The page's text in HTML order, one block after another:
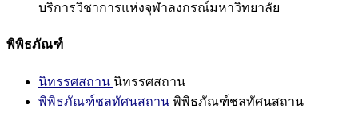
บริการวิชาการแห่งจุฬาลงกรณ์มหาวิทยาลัย
พิพิธภัณฑ์
นิทรรศสถาน นิทรรศสถาน
พิพิธภัณฑ์ชลทัศนสถาน พิพิธภัณฑ์ชลทัศนสถาน